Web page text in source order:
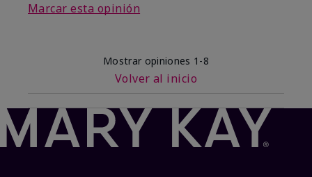
Marcar esta opinión
Mostrar opiniones 1-8
Volver al inicio